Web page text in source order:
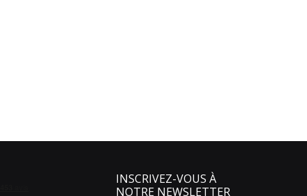
INSCRIVEZ-VOUS À
NOTRE NEWSLETTER